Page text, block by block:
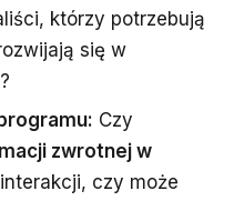
którzy potrzebują
się w
Czy
zwrotnej w
czy może